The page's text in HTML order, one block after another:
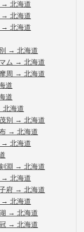
→ 北海道
→ 北海道
→ 北海道
→ 北海道
ム → 北海道
摩周 → 北海道
道
道
北海道
別 → 北海道
→ 北海道
→ 北海道
淵 → 北海道
→ 北海道
府 → 北海道
→ 北海道
→ 北海道
→ 北海道